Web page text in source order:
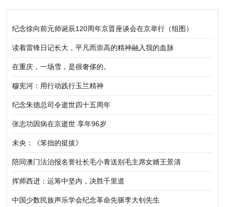
纪念徐向前元帅诞辰120周年京晋座谈会在京举行（组图）
读着雷锋日记长大，平凡而崇高的精神融入我的血脉
在重庆，一场雪，是很奢侈的。
穆宪河：用行动践行玉兰精神
纪念朱德总司令逝世四十五周年
张志功因病在京逝世 享年96岁
未央：《笨拙的挺拔》
陪同澳门法治报名誉社长毛小青送别毛主席女婿王景清
挥师西进：运筹中坚内，决胜千里道
中国少数民族声乐学会纪念革命先驱李大钊先生